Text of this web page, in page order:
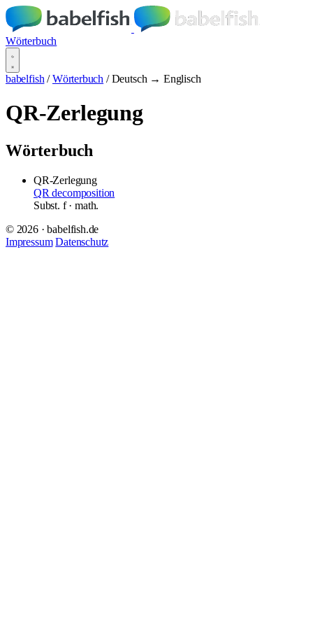
Wörterbuch
babelfish / Wörterbuch / Deutsch → Englisch
QR-Zerlegung
Wörterbuch
QR-Zerlegung
QR decomposition
Subst. f· math.
© 2026 · babelfish.de
Impressum Datenschutz